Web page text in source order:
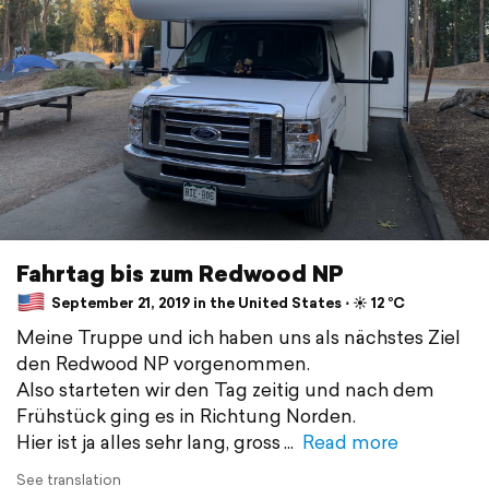
Fahrtag bis zum Redwood NP
September 21, 2019 in the United States ⋅ ☀️ 12 °C
Meine Truppe und ich haben uns als nächstes Ziel
den Redwood NP vorgenommen.
Also starteten wir den Tag zeitig und nach dem
Frühstück ging es in Richtung Norden.
Hier ist ja alles sehr lang, gross
Read more
See translation